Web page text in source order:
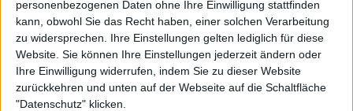
personenbezogenen Daten ohne Ihre Einwilligung stattfinden
kann, obwohl Sie das Recht haben, einer solchen Verarbeitung
zu widersprechen. Ihre Einstellungen gelten lediglich für diese
Website. Sie können Ihre Einstellungen jederzeit ändern oder
Ihre Einwilligung widerrufen, indem Sie zu dieser Website
zurückkehren und unten auf der Webseite auf die Schaltfläche
"Datenschutz" klicken.